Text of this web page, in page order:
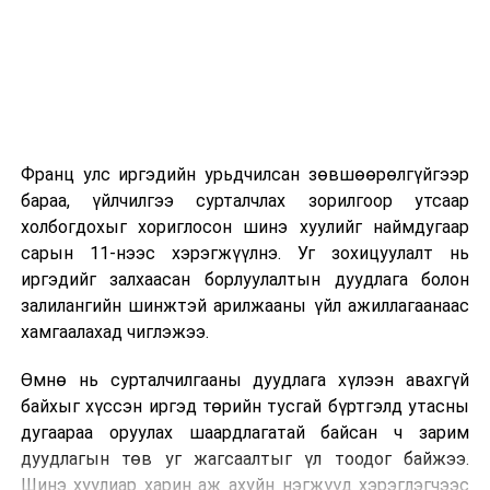
2026 оны 9 дүгээр сарын 13-наас оюутнуудыг
дотуур байранд оруулж эхэлнэ.
Сургууль, цэцэрлэгийн үйл ажиллагааны
зохицуулалт
2026 оны 8 дугаар сарын 17–28-ны өдрүүдэд
байранд элсэлт, бүртгэл болон бусад аливаа
арга хэмжээ зохион байгуулахгүй болно.
Франц улс иргэдийн урьдчилсан зөвшөөрөлгүйгээр
бараа, үйлчилгээ сурталчлах зорилгоор утсаар
холбогдохыг хориглосон шинэ хуулийг наймдугаар
сарын 11-нээс хэрэгжүүлнэ. Уг зохицуулалт нь
иргэдийг залхаасан борлуулалтын дуудлага болон
залилангийн шинжтэй арилжааны үйл ажиллагаанаас
хамгаалахад чиглэжээ.
Өмнө нь сурталчилгааны дуудлага хүлээн авахгүй
байхыг хүссэн иргэд төрийн тусгай бүртгэлд утасны
дугаараа оруулах шаардлагатай байсан ч зарим
дуудлагын төв уг жагсаалтыг үл тоодог байжээ.
Шинэ хуулиар харин аж ахуйн нэгжүүд хэрэглэгчээс